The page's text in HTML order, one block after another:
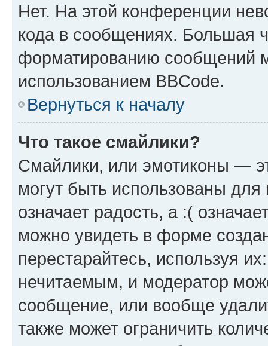
Нет. На этой конференции
кода в сообщениях. Большая
форматированию сообщений
использованием BBCode.
Вернуться к началу
Что такое смайлики?
Смайлики, или эмотиконы —
могут быть использованы
означает радость, а :(
можно увидеть в форме
перестарайтесь, используя
нечитаемым, и модератор
сообщение, или вообще
также может ограничить